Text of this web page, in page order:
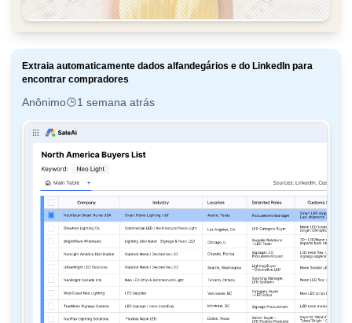
Extraia automaticamente dados alfandegários e do LinkedIn para
encontrar compradores
Anônimo 1 semana atrás